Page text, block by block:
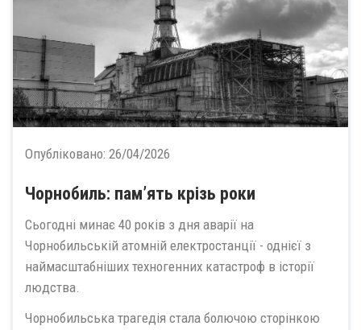
Опубліковано: 26/04/2026
Чорнобиль: пам’ять крізь роки
Сьогодні минає 40 років з дня аварії на
Чорнобильській атомній електростанції - однієї з
наймасштабніших техногенних катастроф в історії
людства.
Чорнобильська трагедія стала болючою сторінкою